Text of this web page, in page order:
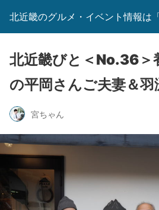
北近畿のグルメ・イベント情報は
北近畿びと＜No.36＞
の平岡さんご夫妻＆羽
宮ちゃん